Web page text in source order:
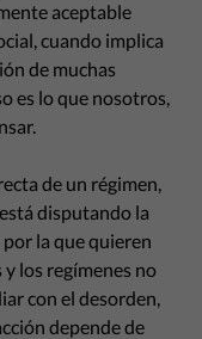
aceptable
cuando implica
de muchas
es lo que nosotros,
de un régimen,
disputando la
la que quieren
los regímenes no
con el desorden,
depende de